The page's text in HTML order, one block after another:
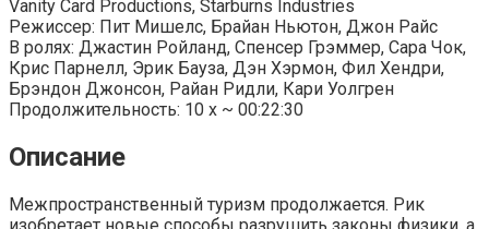
Vanity Card Productions, Starburns Industries
Режиссер: Пит Мишелс, Брайан Ньютон, Джон Райс
В ролях: Джастин Ройланд, Спенсер Грэммер, Сара Чок,
Крис Парнелл, Эрик Бауза, Дэн Хэрмон, Фил Хендри,
Брэндон Джонсон, Райан Ридли, Кари Уолгрен
Продолжительность: 10 x ~ 00:22:30
Описание
Межпространственный туризм продолжается. Рик